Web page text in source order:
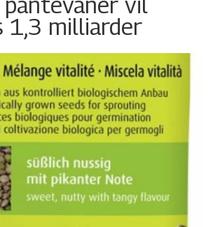
1,3 milliarder